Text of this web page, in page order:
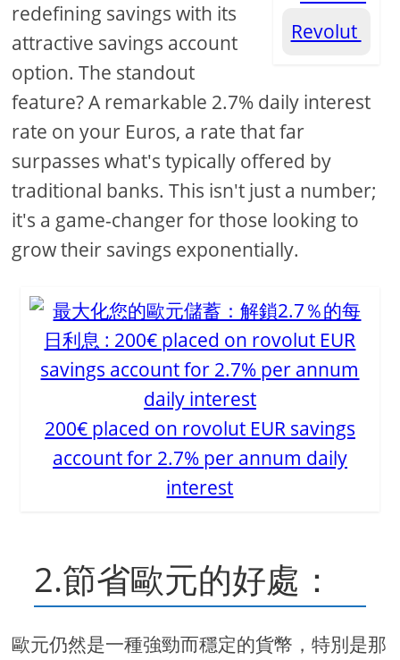
Revolut
redefining savings with its
attractive savings account
option. The standout
feature? A remarkable 2.7% daily interest
rate on your Euros, a rate that far
surpasses what's typically offered by
traditional banks. This isn't just a number;
it's a game-changer for those looking to
grow their savings exponentially.
200€ placed on rovolut EUR savings
account for 2.7% per annum daily
interest
2.節省歐元的好處：
歐元仍然是一種強勁而穩定的貨幣，特別是那